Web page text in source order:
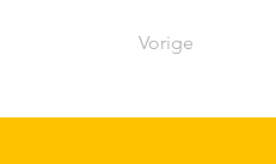
Vorige